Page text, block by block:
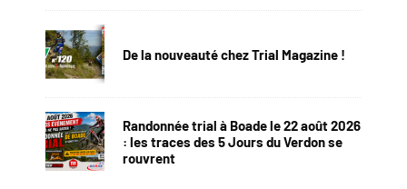
De la nouveauté chez Trial Magazine !
Randonnée trial à Boade le 22 août 2026
: les traces des 5 Jours du Verdon se
rouvrent